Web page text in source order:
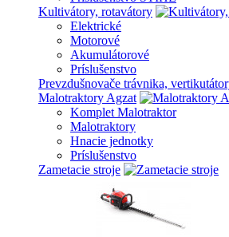
Kultivátory, rotavátory
Elektrické
Motorové
Akumulátorové
Príslušenstvo
Prevzdušnovače trávnika,
Malotraktory Agzat
Komplet Malotraktor
Malotraktory
Hnacie jednotky
Príslušenstvo
Zametacie stroje